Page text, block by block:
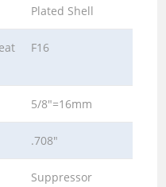
Plated Shell
F16
5/8″=16mm
.708″
Suppressor